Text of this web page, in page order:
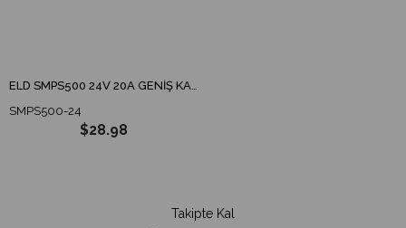
ELD SMPS500 24V 20A GENİŞ KASA ADAPTÖR / TRAFO
SMPS500-24
$28.98
Takipte Kal